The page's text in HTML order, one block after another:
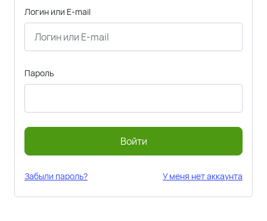
Логин или E-mail
Пароль
Войти
Забыли пароль? У меня нет аккаунта